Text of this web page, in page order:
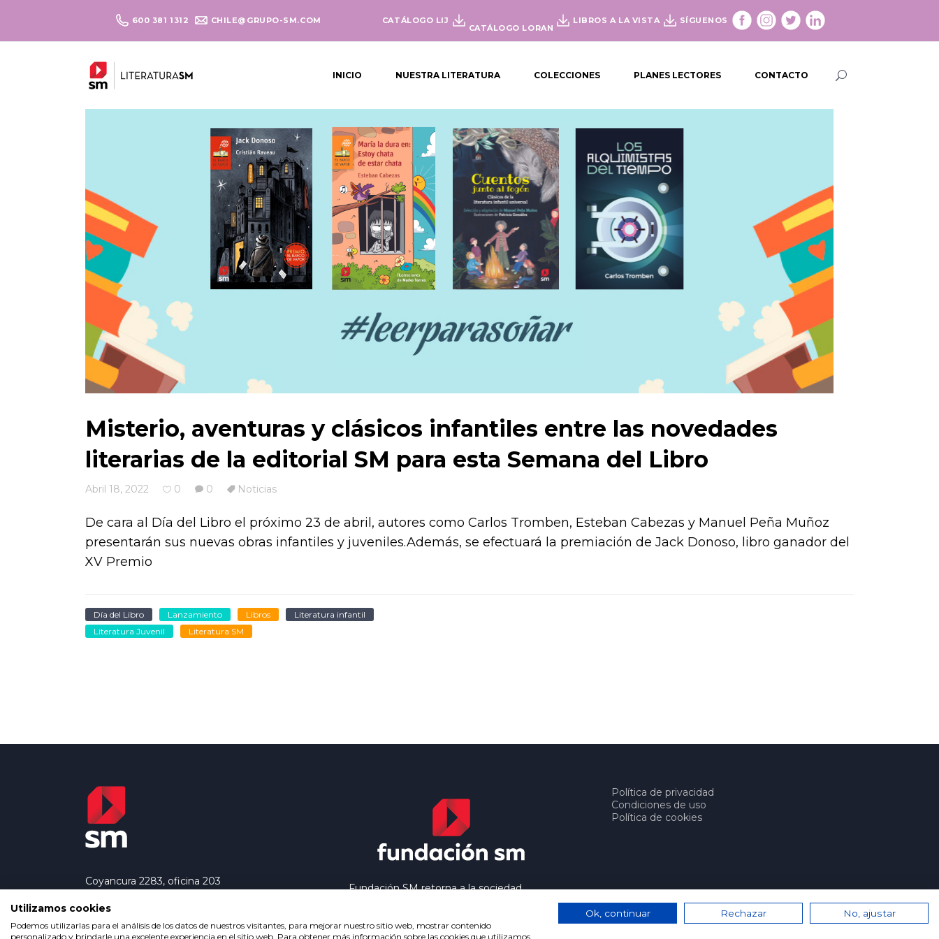
600 381 1312 CHILE@GRUPO-SM.COM CATÁLOGO LIJ
CATÁLOGO LORAN
LIBROS A LA VISTA SÍGUENOS
INICIO NUESTRA LITERATURA COLECCIONES PLANES LECTORES CONTACTO
Misterio, aventuras y clásicos infantiles entre las novedades
literarias de la editorial SM para esta Semana del Libro
Abril 18, 2022 0 0 Noticias
De cara al Día del Libro el próximo 23 de abril, autores como Carlos Tromben, Esteban Cabezas y Manuel Peña Muñoz
presentarán sus nuevas obras infantiles y juveniles.Además, se efectuará la premiación de Jack Donoso, libro ganador del
XV Premio
Día del Libro Lanzamiento Libros
Literatura infantil
Literatura Juvenil
Literatura SM
Coyancura 2283, oficina 203
Providencia, Santiago de Chile
chile@grupo-sm.com
Fundación SM retorna a la sociedad
así a extender la cultura y la educación a
Política de privacidad
Condiciones de uso
Política de cookies
Utilizamos cookies
Podemos utilizarlas para el análisis de los datos de nuestros visitantes, para mejorar nuestro sitio web, mostrar contenido
personalizado y brindarle una excelente experiencia en el sitio web. Para obtener más información sobre las cookies que utilizamos,
Ok, continuar Rechazar No, ajustar